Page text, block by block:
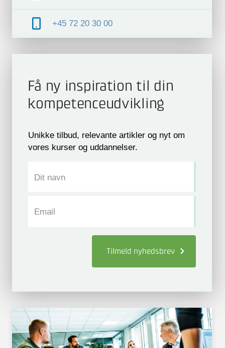
+45 72 20 30 00
Få ny inspiration til din
kompetence­udvikling
Unikke tilbud, relevante artikler og nyt om
vores kurser og uddannelser.
Dit navn
Email
Tilmeld nyhedsbrev